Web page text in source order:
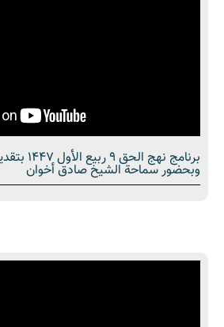
برنامج نهج
وبحضور سماحة الشيخ صادق أخوان